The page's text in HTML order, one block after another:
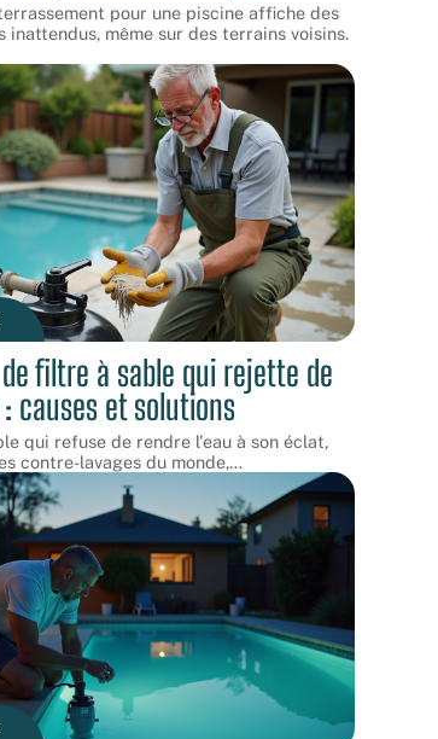
pour une piscine affiche des
inattendus, même sur des terrains voisins.
de filtre à sable qui rejette de
: causes et solutions
qui refuse de rendre l'eau à son éclat,
contre-lavages du monde,…